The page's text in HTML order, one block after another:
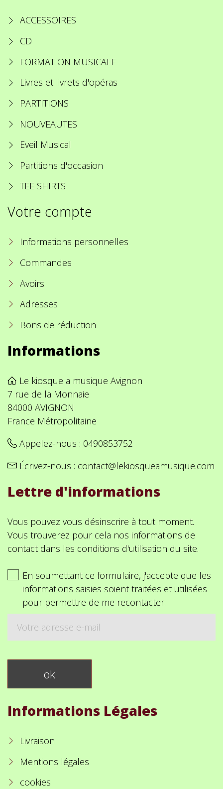
ACCESSOIRES
CD
FORMATION MUSICALE
Livres et livrets d'opéras
PARTITIONS
NOUVEAUTES
Eveil Musical
Partitions d'occasion
TEE SHIRTS
Votre compte
Informations personnelles
Commandes
Avoirs
Adresses
Bons de réduction
Informations
Le kiosque a musique Avignon
7 rue de la Monnaie
84000 AVIGNON
France Métropolitaine
Appelez-nous : 0490853752
Écrivez-nous : contact@lekiosqueamusique.com
Lettre d'informations
Vous pouvez vous désinscrire à tout moment.
Vous trouverez pour cela nos informations de
contact dans les conditions d'utilisation du site.
En soumettant ce formulaire, j'accepte que les
informations saisies soient traitées et utilisées
pour permettre de me recontacter.
Informations Légales
Livraison
Mentions légales
cookies